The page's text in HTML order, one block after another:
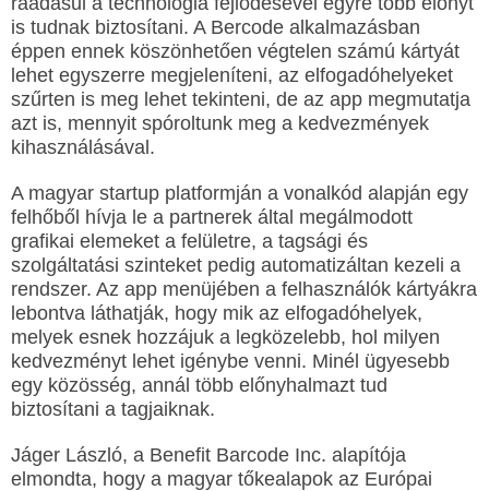
is tudnak biztosítani. A Bercode alkalmazásban
éppen ennek köszönhetően végtelen számú kártyát
lehet egyszerre megjeleníteni, az elfogadóhelyeket
szűrten is meg lehet tekinteni, de az app megmutatja
azt is, mennyit spóroltunk meg a kedvezmények
kihasználásával.
A magyar startup platformján a vonalkód alapján egy
felhőből hívja le a partnerek által megálmodott
grafikai elemeket a felületre, a tagsági és
szolgáltatási szinteket pedig automatizáltan kezeli a
rendszer. Az app menüjében a felhasználók kártyákra
lebontva láthatják, hogy mik az elfogadóhelyek,
melyek esnek hozzájuk a legközelebb, hol milyen
kedvezményt lehet igénybe venni. Minél ügyesebb
egy közösség, annál több előnyhalmazt tud
biztosítani a tagjaiknak.
Jáger László, a Benefit Barcode Inc. alapítója
elmondta, hogy a magyar tőkealapok az Európai